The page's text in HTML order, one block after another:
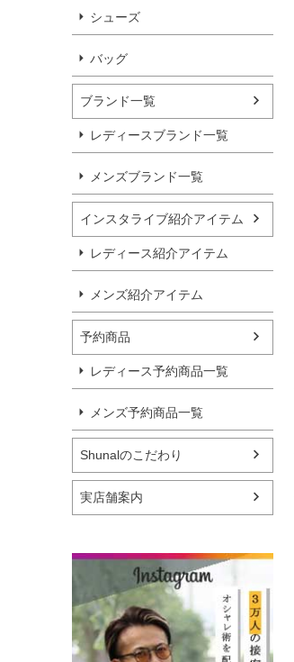
シューズ
バッグ
ブランド一覧
レディースブランド一覧
メンズブランド一覧
インスタライブ紹介アイテム
レディース紹介アイテム
メンズ紹介アイテム
予約商品
レディース予約商品一覧
メンズ予約商品一覧
Shunalのこだわり
実店舗案内